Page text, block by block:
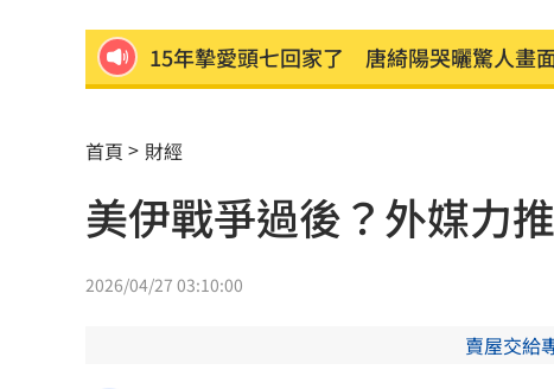
15年摯愛頭七回家了 唐綺陽哭曬驚人畫
藍猛打台糖！律師神比喻酸爆
小確幸！一早入帳4.2萬 還有18筆錢連發
AAA第五波重磅名單！ITZY單飛的她也來了
首頁 財經
美伊戰爭過後？外媒力
2026/04/27 03:10:00
賣屋交給